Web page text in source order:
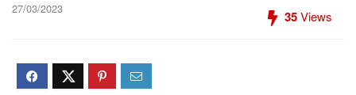
27/03/2023 35Views